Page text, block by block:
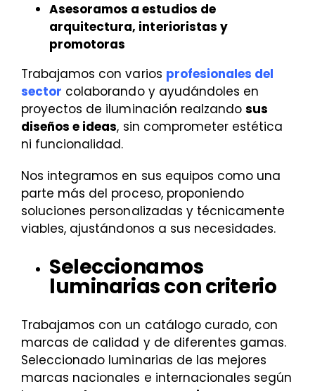
Asesoramos a estudios de
arquitectura, interioristas y
promotoras
Trabajamos con varios profesionales del
sector colaborando y ayudándoles en
proyectos de iluminación realzandosus
diseños e ideas, sin comprometer estética
ni funcionalidad.
Nos integramos en sus equipos como una
parte más del proceso, proponiendo
soluciones personalizadas y técnicamente
viables, ajustándonos a sus necesidades.
Seleccionamos
luminarias con criterio
Trabajamos con un catálogo curado, con
marcas de calidad y de diferentes gamas.
Seleccionado luminarias de las mejores
marcas nacionales e internacionales según